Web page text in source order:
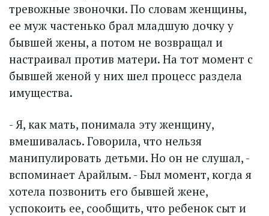
тревожные звоночки. По словам женщины,
ее муж частенько брал младшую дочку у
бывшей жены, а потом не возвращал и
настраивал против матери. На тот момент с
бывшей женой у них шел процесс раздела
имущества.
- Я, как мать, понимала эту женщину,
вмешивалась. Говорила, что нельзя
манипулировать детьми. Но он не слушал, -
вспоминает Арайлым. - Был момент, когда я
хотела позвонить его бывшей жене,
успокоить ее, сообщить, что ребенок сыт и